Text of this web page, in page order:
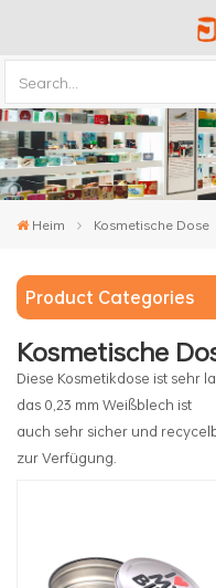
Heim Kosmetische Dose
Product Categories
Kosmetische
Diese Kosmetikdose ist sehr
das 0,23 mm Weißblech ist
auch sehr sicher und
zur Verfügung.